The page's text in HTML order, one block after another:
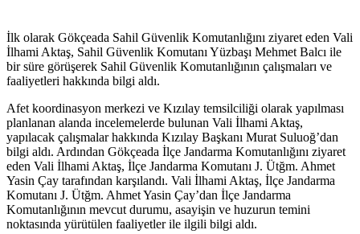
İlk olarak Gökçeada Sahil Güvenlik Komutanlığını ziyaret eden Vali
İlhami Aktaş, Sahil Güvenlik Komutanı Yüzbaşı Mehmet Balcı ile
bir süre görüşerek Sahil Güvenlik Komutanlığının çalışmaları ve
faaliyetleri hakkında bilgi aldı.
Afet koordinasyon merkezi ve Kızılay temsilciliği olarak yapılması
planlanan alanda incelemelerde bulunan Vali İlhami Aktaş,
yapılacak çalışmalar hakkında Kızılay Başkanı Murat Suluoğ’dan
bilgi aldı. Ardından Gökçeada İlçe Jandarma Komutanlığını ziyaret
eden Vali İlhami Aktaş, İlçe Jandarma Komutanı J. Ütğm. Ahmet
Yasin Çay tarafından karşılandı. Vali İlhami Aktaş, İlçe Jandarma
Komutanı J. Ütğm. Ahmet Yasin Çay’dan İlçe Jandarma
Komutanlığının mevcut durumu, asayişin ve huzurun temini
noktasında yürütülen faaliyetler ile ilgili bilgi aldı.